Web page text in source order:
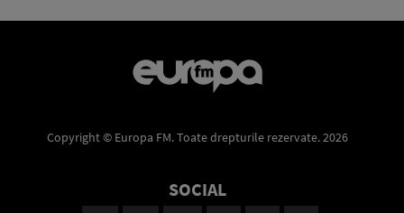
Copyright © Europa FM. Toate drepturile rezervate. 2026
SOCIAL